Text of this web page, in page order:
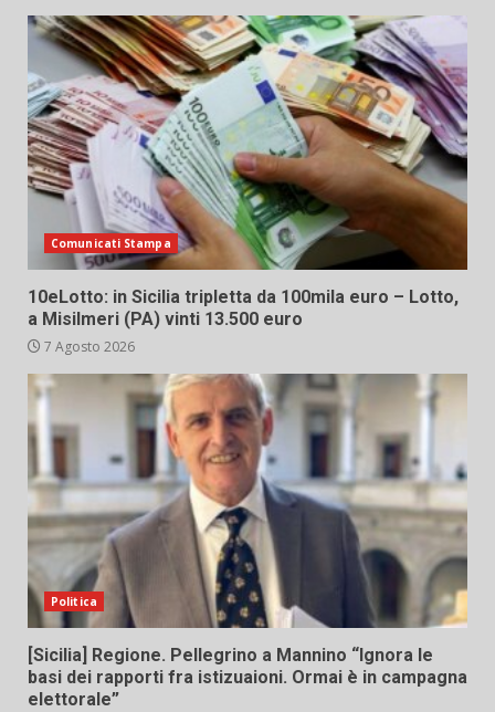
Comunicati Stampa
10eLotto: in Sicilia tripletta da 100mila euro – Lotto,
a Misilmeri (PA) vinti 13.500 euro
7 Agosto 2026
Politica
[Sicilia] Regione. Pellegrino a Mannino “Ignora le
basi dei rapporti fra istizuaioni. Ormai è in campagna
elettorale”